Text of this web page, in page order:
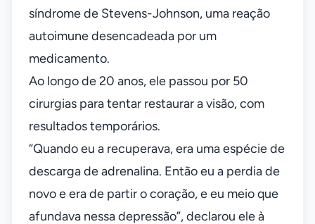
síndrome de Stevens-Johnson, uma reação
autoimune desencadeada por um
medicamento.
Ao longo de 20 anos, ele passou por 50
cirurgias para tentar restaurar a visão, com
resultados temporários.
“Quando eu a recuperava, era uma espécie de
descarga de adrenalina. Então eu a perdia de
novo e era de partir o coração, e eu meio que
afundava nessa depressão”, declarou ele à